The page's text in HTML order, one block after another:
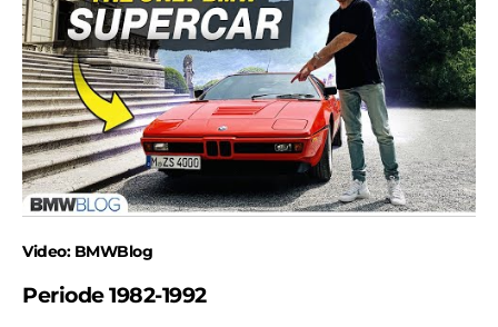
Video: BMWBlog
Periode 1982-1992